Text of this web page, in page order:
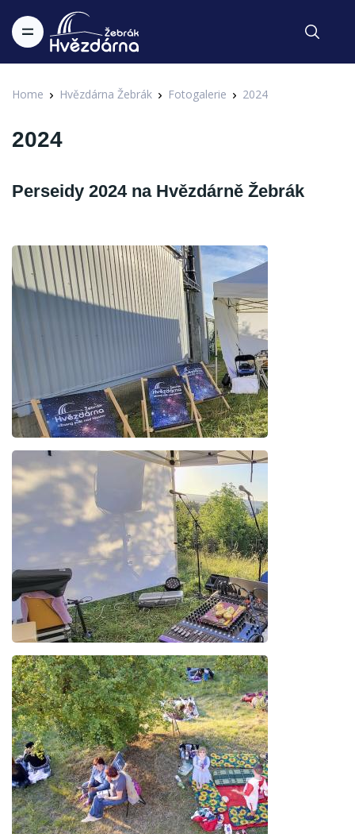
Home Hvězdárna Žebrák Fotogalerie 2024
2024
Perseidy 2024 na Hvězdárně Žebrák